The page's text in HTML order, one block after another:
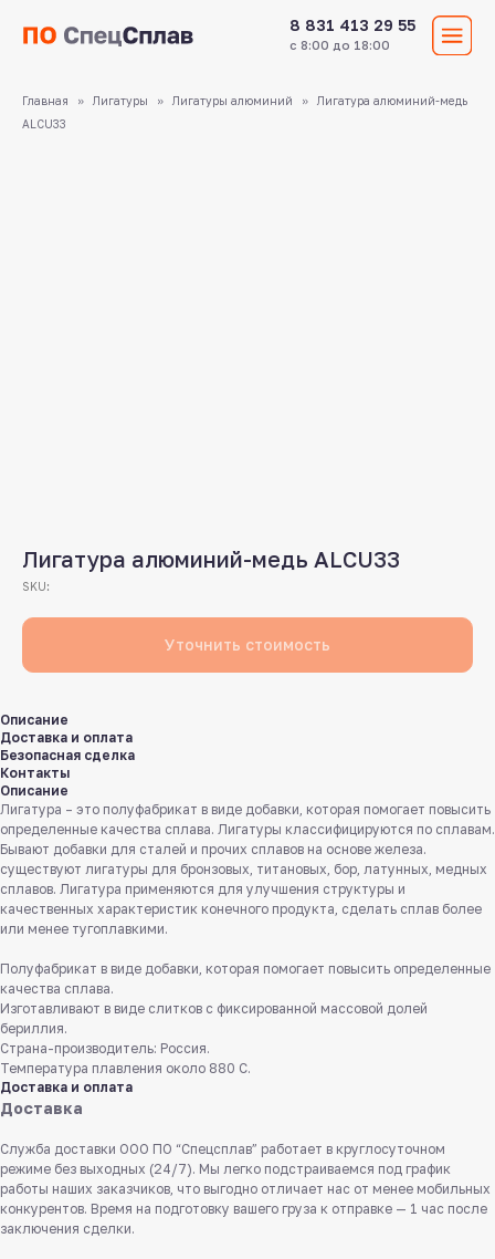
8 831 413 29 55
Главная Лигатуры Лигатуры алюминий
Лигатура алюминий-медь
ALCU33
Лигатура алюминий-медь ALCU33
SKU:
Уточнить стоимость
Описание
Доставка и оплата
Безопасная сделка
Контакты
Описание
Лигатура – это полуфабрикат в виде добавки, которая помогает повысить
определенные качества сплава. Лигатуры классифицируются по сплавам.
Бывают добавки для сталей и прочих сплавов на основе железа.
существуют лигатуры для бронзовых, титановых, бор, латунных, медных
сплавов. Лигатура применяются для улучшения структуры и
качественных характеристик конечного продукта, сделать сплав более
или менее тугоплавкими.
Полуфабрикат в виде добавки, которая помогает повысить определенные
качества сплава.
Изготавливают в виде слитков с фиксированной массовой долей
бериллия.
Страна-производитель: Россия.
Температура плавления около 880 С.
Доставка и оплата
Доставка
Служба доставки ООО ПО “Спецсплав” работает в круглосуточном
режиме без выходных (24/7). Мы легко подстраиваемся под график
работы наших заказчиков, что выгодно отличает нас от менее мобильных
конкурентов. Время на подготовку вашего груза к отправке — 1 час после
заключения сделки.